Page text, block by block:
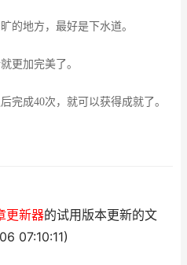
地方，最好是下水道。
加完美了。
成40次，就可以获得成就了。
更新器的试用版本更新的文
07:10:11)